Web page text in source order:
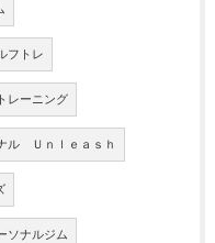
フトレ
レーニング
ル Ｕｎｌｅａｓｈ
ソナルジム